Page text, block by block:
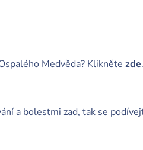
Medvěda? Klikněte zde.
a bolestmi zad, tak se